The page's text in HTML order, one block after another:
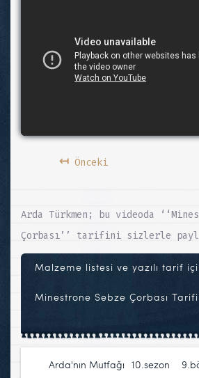
↤Önceki
Arda Türkmen; bu videoda
Çorbası’’ tarifini sizlerle
Malzeme listesi ve yazılı tarif
Minestrone Sebze Çorbası Tarifi
Arda'nın Mutfağı 10.sezon